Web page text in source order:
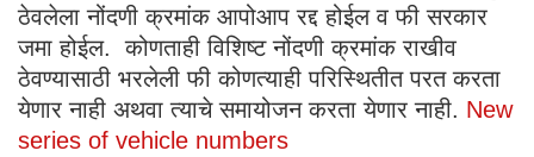
ठेवलेला नोंदणी क्रमांक आपोआप रद्द होईल व फी सरकार
जमा होईल. कोणताही विशिष्ट नोंदणी क्रमांक राखीव
ठेवण्यासाठी भरलेली फी कोणत्याही परिस्थितीत परत करता
येणार नाही अथवा त्याचे समायोजन करता येणार नाही. New
series of vehicle numbers